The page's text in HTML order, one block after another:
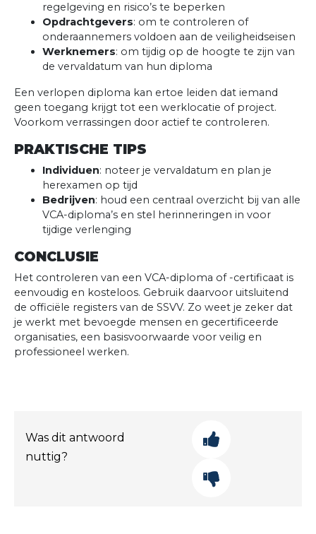
regelgeving en risico’s te beperken
Opdrachtgevers: om te controleren of
onderaannemers voldoen aan de veiligheidseisen
Werknemers: om tijdig op de hoogte te zijn van
de vervaldatum van hun diploma
Een verlopen diploma kan ertoe leiden dat iemand
geen toegang krijgt tot een werklocatie of project.
Voorkom verrassingen door actief te controleren.
PRAKTISCHE TIPS
Individuen: noteer je vervaldatum en plan je
herexamen op tijd
Bedrijven: houd een centraal overzicht bij van alle
VCA-diploma’s en stel herinneringen in voor
tijdige verlenging
CONCLUSIE
Het controleren van een VCA-diploma of -certificaat is
eenvoudig en kosteloos. Gebruik daarvoor uitsluitend
de officiële registers van de SSVV. Zo weet je zeker dat
je werkt met bevoegde mensen en gecertificeerde
organisaties, een basisvoorwaarde voor veilig en
professioneel werken.
Was dit antwoord
nuttig?